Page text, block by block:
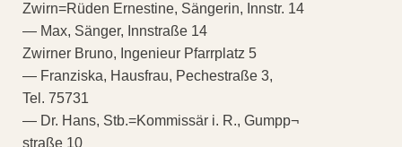
Zwirn=Rüden Ernestine, Sängerin, Innstr. 14
— Max, Sänger, Innstraße 14
Zwirner Bruno, Ingenieur Pfarrplatz 5
— Franziska, Hausfrau, Pechestraße 3,
Tel. 75731
— Dr. Hans, Stb.=Kommissär i. R., Gumpp¬
straße 10